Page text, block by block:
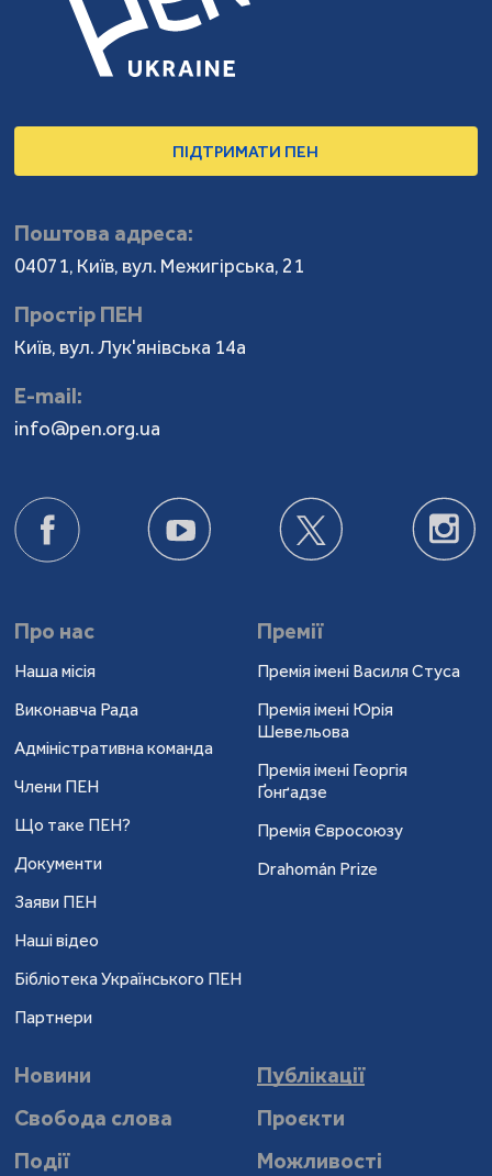
ПІДТРИМАТИ ПЕН
Поштова адреса:
04071, Київ, вул. Межигірська, 21
Простір ПЕН
Київ, вул. Лук'янівська 14а
Е-mail:
info@pen.org.ua
Про нас
Наша місія
Виконавча Рада
Адміністративна команда
Члени ПЕН
Що таке ПЕН?
Документи
Заяви ПЕН
Наші відео
Бібліотека Українського ПЕН
Партнери
Премії
Премія імені Василя Стуса
Премія імені Юрія
Шевельова
Премія імені Георгія
Ґонґадзе
Премія Євросоюзу
Drahomán Prize
Новини
Публікації
Свобода слова
Проєкти
Події
Можливості